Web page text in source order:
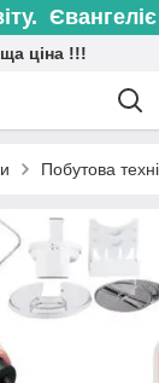
ціна !!!
Побутова